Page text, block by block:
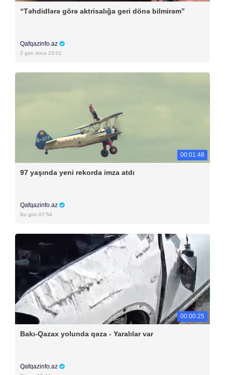
“Təhdidlərə görə aktrisalığa geri dönə bilmirəm”
Qafqazinfo.az
2 gün öncə 23:01
00:01:48
97 yaşında yeni rekorda imza atdı
Qafqazinfo.az
Bu gün 07:54
00:00:25
Bakı-Qazax yolunda qəza - Yaralılar var
Qafqazinfo.az